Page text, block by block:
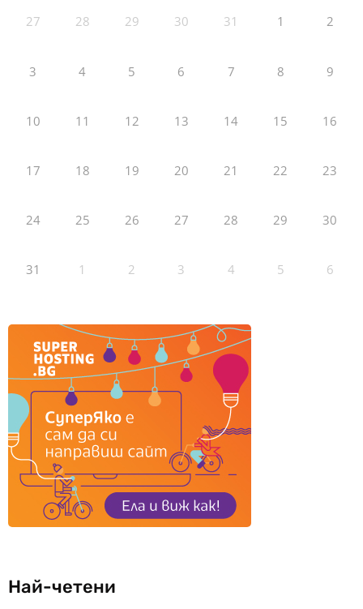
27 28 29 30 31 1 2
3 4 5 6 7 8 9
10 11 12 13 14 15 16
17 18 19 20 21 22 23
24 25 26 27 28 29 30
31 1 2 3 4 5 6
Най-четени